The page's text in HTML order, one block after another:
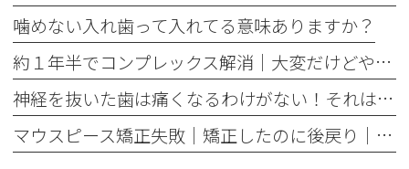
噛めない入れ歯って入れてる意味ありますか？
約１年半でコンプレックス解消｜大変だけどやって良かった歯の矯正治療
神経を抜いた歯は痛くなるわけがない！それは嘘です
マウスピース矯正失敗｜矯正したのに後戻り｜最近よく聞くけどそれってなんで？